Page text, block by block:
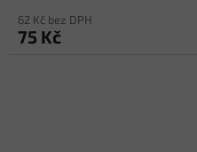
62 Kč bez DPH
75 Kč